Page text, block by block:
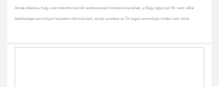
Annak ellenére, hogy a termékinformációk rendszeresen frissítésre kerülnek, a Négy égtáj ízei Kft. nem vállal
felelősséget semmilyen helytelen információért, amely azonban az Ön jogait semmilyen módon nem érinti.